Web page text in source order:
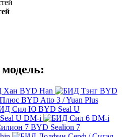
BYD Han
BYD
BYD Atto 3 / Yuan Plus
BYD Seal U
U DM-i
BYD Sealion 7